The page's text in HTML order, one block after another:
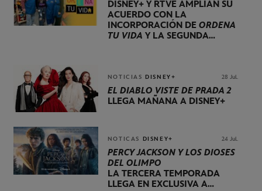
DISNEY+ Y RTVE AMPLÍAN SU
ACUERDO CON LA
INCORPORACIÓN DE ORDENA
TU VIDA Y LA SEGUNDA
NOTICIAS DISNEY+ 28 Jul.
EL DIABLO VISTE DE PRADA 2
LLEGA MAÑANA A DISNEY+
NOTICAS DISNEY+ 24 Jul.
PERCY JACKSON Y LOS DIOSES
DEL OLIMPO
LA TERCERA TEMPORADA
LLEGA EN EXCLUSIVA A